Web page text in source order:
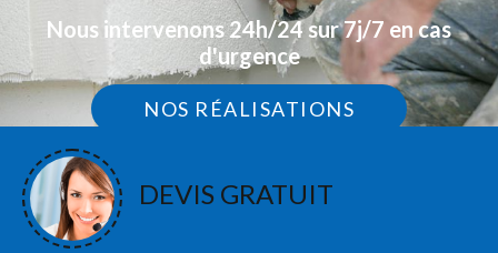
Nous intervenons 24h/24 sur 7j/7 en cas
d'urgence
NOS RÉALISATIONS
DEVIS GRATUIT